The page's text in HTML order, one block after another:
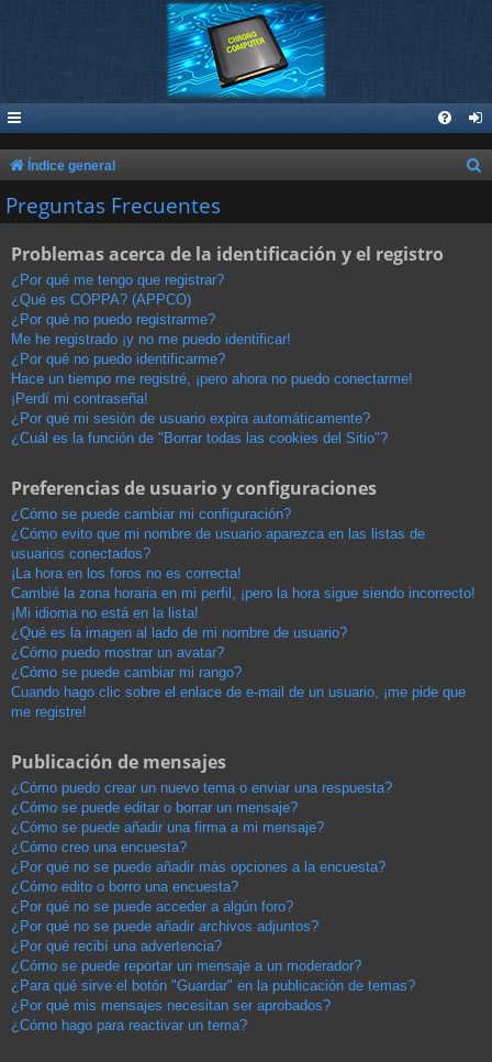
Índice general
s
Preguntas Frecuentes
Problemas acerca de la identificación y el registro
¿Por qué me tengo que registrar?
¿Qué es COPPA? (APPCO)
¿Por qué no puedo registrarme?
Me he registrado ¡y no me puedo identificar!
¿Por qué no puedo identificarme?
Hace un tiempo me registré, ¡pero ahora no puedo conectarme!
¡Perdí mi contraseña!
¿Por qué mi sesión de usuario expira automáticamente?
¿Cuál es la función de "Borrar todas las cookies del Sitio"?
Preferencias de usuario y configuraciones
¿Cómo se puede cambiar mi configuración?
¿Cómo evito que mi nombre de usuario aparezca en las listas de
usuarios conectados?
¡La hora en los foros no es correcta!
Cambié la zona horaria en mi perfil, ¡pero la hora sigue siendo incorrecto!
¡Mi idioma no está en la lista!
¿Qué es la imagen al lado de mi nombre de usuario?
¿Cómo puedo mostrar un avatar?
¿Cómo se puede cambiar mi rango?
Cuando hago clic sobre el enlace de e-mail de un usuario, ¡me pide que
me registre!
Publicación de mensajes
¿Cómo puedo crear un nuevo tema o enviar una respuesta?
¿Cómo se puede editar o borrar un mensaje?
¿Cómo se puede añadir una firma a mi mensaje?
¿Cómo creo una encuesta?
¿Por qué no se puede añadir más opciones a la encuesta?
¿Cómo edito o borro una encuesta?
¿Por qué no se puede acceder a algún foro?
¿Por qué no se puede añadir archivos adjuntos?
¿Por qué recibí una advertencia?
¿Cómo se puede reportar un mensaje a un moderador?
¿Para qué sirve el botón "Guardar" en la publicación de temas?
¿Por qué mis mensajes necesitan ser aprobados?
¿Cómo hago para reactivar un tema?